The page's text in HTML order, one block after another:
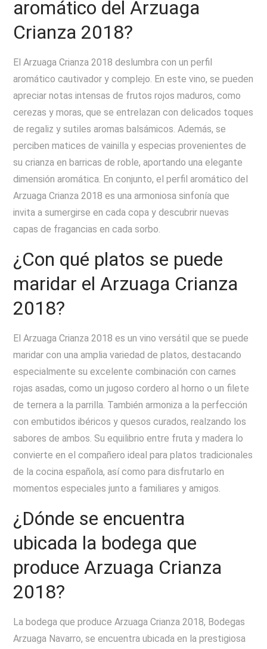
aromático del Arzuaga
Crianza 2018?
El Arzuaga Crianza 2018 deslumbra con un perfil
aromático cautivador y complejo. En este vino, se pueden
apreciar notas intensas de frutos rojos maduros, como
cerezas y moras, que se entrelazan con delicados toques
de regaliz y sutiles aromas balsámicos. Además, se
perciben matices de vainilla y especias provenientes de
su crianza en barricas de roble, aportando una elegante
dimensión aromática. En conjunto, el perfil aromático del
Arzuaga Crianza 2018 es una armoniosa sinfonía que
invita a sumergirse en cada copa y descubrir nuevas
capas de fragancias en cada sorbo.
¿Con qué platos se puede
maridar el Arzuaga Crianza
2018?
El Arzuaga Crianza 2018 es un vino versátil que se puede
maridar con una amplia variedad de platos, destacando
especialmente su excelente combinación con carnes
rojas asadas, como un jugoso cordero al horno o un filete
de ternera a la parrilla. También armoniza a la perfección
con embutidos ibéricos y quesos curados, realzando los
sabores de ambos. Su equilibrio entre fruta y madera lo
convierte en el compañero ideal para platos tradicionales
de la cocina española, así como para disfrutarlo en
momentos especiales junto a familiares y amigos.
¿Dónde se encuentra
ubicada la bodega que
produce Arzuaga Crianza
2018?
La bodega que produce Arzuaga Crianza 2018, Bodegas
Arzuaga Navarro, se encuentra ubicada en la prestigiosa